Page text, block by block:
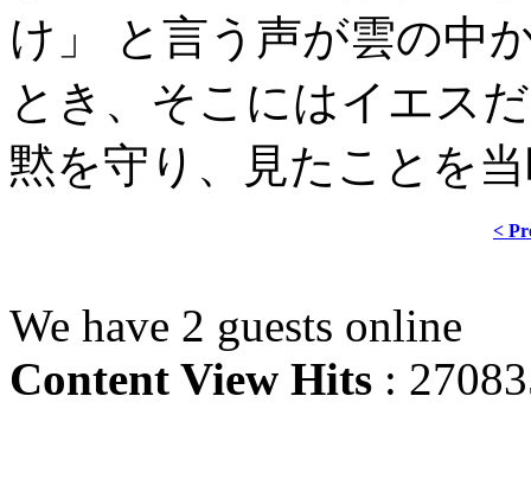
け」 と言う声が雲の中
とき、そこにはイエス
黙を守り、見たことを
<
We have 2 guests online
Content View Hits :